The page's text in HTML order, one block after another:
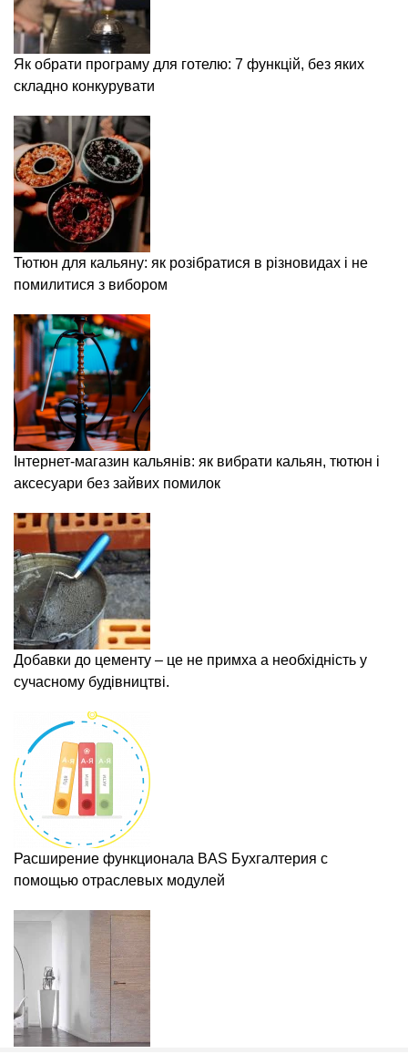
Як обрати програму для готелю: 7 функцій, без яких
складно конкурувати
Тютюн для кальяну: як розібратися в різновидах і не
помилитися з вибором
Інтернет-магазин кальянів: як вибрати кальян, тютюн і
аксесуари без зайвих помилок
Добавки до цементу – це не примха а необхідність у
сучасному будівництві.
Расширение функционала BAS Бухгалтерия с
помощью отраслевых модулей